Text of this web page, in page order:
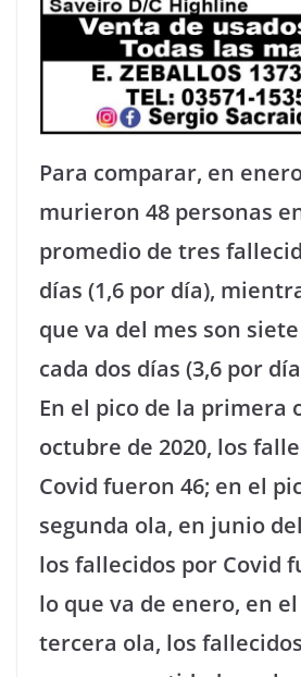
Para comparar, en
murieron 48 personas
promedio de tres
días (1,6 por día),
que va del mes son
cada dos días (3,6 por
En el pico de la primera
octubre de 2020, los
Covid fueron 46; en el
segunda ola, en junio
los fallecidos por Covid
lo que va de enero, en
tercera ola, los